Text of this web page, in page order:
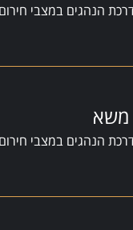
הנהגים במצבי
משא
הנהגים במצבי